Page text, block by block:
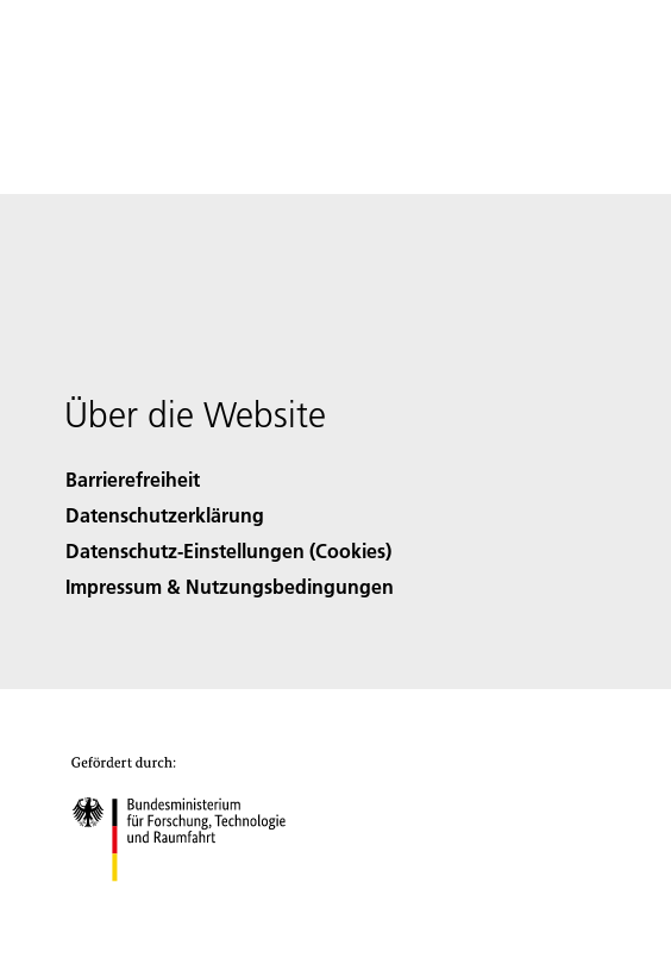
Über die Website
Barrierefreiheit
Datenschutzerklärung
Datenschutz-Einstellungen (Cookies)
Impressum & Nutzungsbedingungen